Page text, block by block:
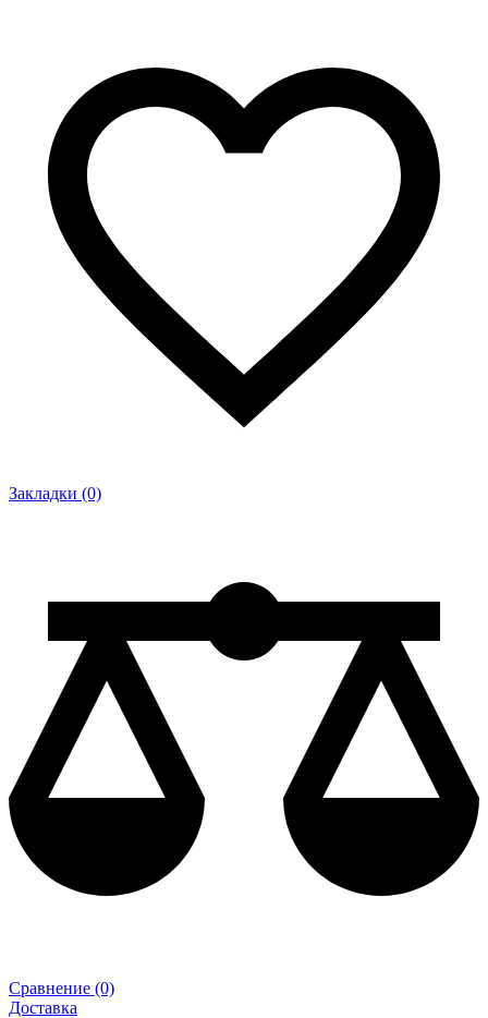
Закладки (0)
Сравнение (0)
Доставка